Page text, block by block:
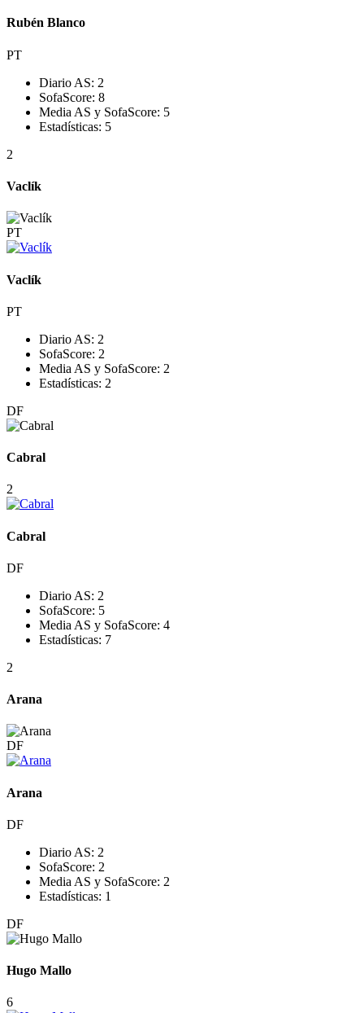
Rubén Blanco
PT
Diario AS: 2
SofaScore: 8
Media AS y SofaScore: 5
Estadísticas: 5
2
Vaclík
PT
Vaclík
PT
Diario AS: 2
SofaScore: 2
Media AS y SofaScore: 2
Estadísticas: 2
DF
Cabral
2
Cabral
DF
Diario AS: 2
SofaScore: 5
Media AS y SofaScore: 4
Estadísticas: 7
2
Arana
DF
Arana
DF
Diario AS: 2
SofaScore: 2
Media AS y SofaScore: 2
Estadísticas: 1
DF
Hugo Mallo
6